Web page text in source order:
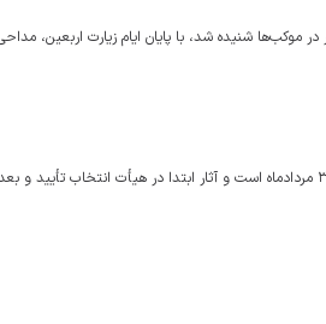
شنیده شد، با پایان ایام زیارت اربعین،
مهدی زنگنه دبیر نخستین کنگره ملی نوحه‌ گفت: مهلت ارسال به این کنگره تا ۳۱ مردادماه است و